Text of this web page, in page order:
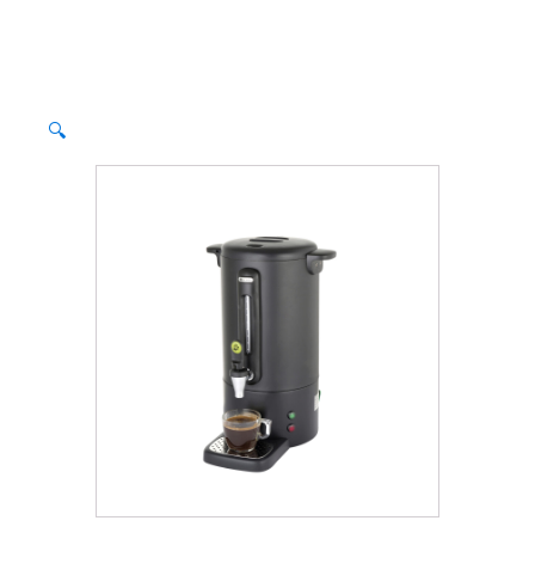
🔍